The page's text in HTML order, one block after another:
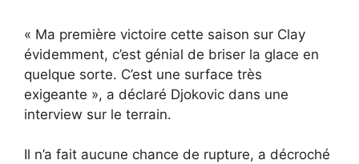
« Ma première victoire cette saison sur Clay
évidemment, c’est génial de briser la glace en
quelque sorte. C’est une surface très
exigeante », a déclaré Djokovic dans une
interview sur le terrain.
Il n’a fait aucune chance de rupture, a décroché